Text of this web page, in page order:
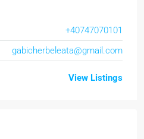
+40747070101
gabicherbeleata@gmail.com
View Listings